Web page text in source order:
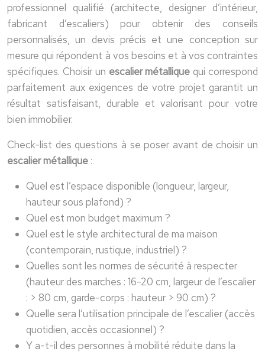
professionnel qualifié (architecte, designer d’intérieur,
fabricant d’escaliers) pour obtenir des conseils
personnalisés, un devis précis et une conception sur
mesure qui répondent à vos besoins et à vos contraintes
spécifiques. Choisir un escalier métallique qui correspond
parfaitement aux exigences de votre projet garantit un
résultat satisfaisant, durable et valorisant pour votre
bien immobilier.
Check-list des questions à se poser avant de choisir un
escalier métallique :
Quel est l’espace disponible (longueur, largeur,
hauteur sous plafond) ?
Quel est mon budget maximum ?
Quel est le style architectural de ma maison
(contemporain, rustique, industriel) ?
Quelles sont les normes de sécurité à respecter
(hauteur des marches : 16-20 cm, largeur de l’escalier
: > 80 cm, garde-corps : hauteur > 90 cm) ?
Quelle sera l’utilisation principale de l’escalier (accès
quotidien, accès occasionnel) ?
Y a-t-il des personnes à mobilité réduite dans la